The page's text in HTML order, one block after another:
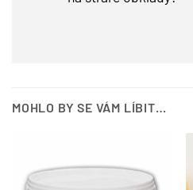
MOHLO BY SE VÁM LÍBIT…